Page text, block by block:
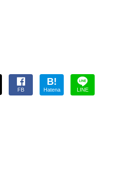
FB
B!
Hatena LINE